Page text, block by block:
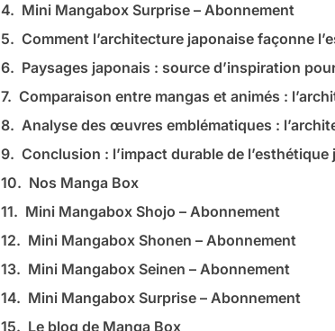
Mini Mangabox Surprise – Abonnement
Comment l’architecture japonaise façonne
Paysages japonais : source d’inspiration
Comparaison entre mangas et animés :
Analyse des œuvres emblématiques :
Conclusion : l’impact durable de
Nos Manga Box
Mini Mangabox Shojo – Abonnement
Mini Mangabox Shonen – Abonnement
Mini Mangabox Seinen – Abonnement
Mini Mangabox Surprise – Abonnement
Le blog de Manga Box